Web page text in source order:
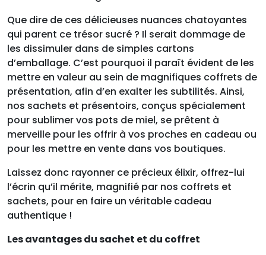
Que dire de ces délicieuses nuances chatoyantes
qui parent ce trésor sucré ? Il serait dommage de
les dissimuler dans de simples cartons
d’emballage. C’est pourquoi il paraît évident de les
mettre en valeur au sein de magnifiques coffrets de
présentation, afin d’en exalter les subtilités. Ainsi,
nos sachets et présentoirs, conçus spécialement
pour sublimer vos pots de miel, se prêtent à
merveille pour les offrir à vos proches en cadeau ou
pour les mettre en vente dans vos boutiques.
Laissez donc rayonner ce précieux élixir, offrez-lui
l’écrin qu’il mérite, magnifié par nos coffrets et
sachets, pour en faire un véritable cadeau
authentique !
Les avantages du sachet et du coffret